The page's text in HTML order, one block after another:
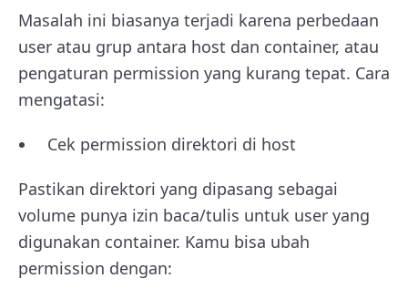
Masalah ini biasanya terjadi karena perbedaan
user atau grup antara host dan container, atau
pengaturan permission yang kurang tepat. Cara
mengatasi:
Cek permission direktori di host
Pastikan direktori yang dipasang sebagai
volume punya izin baca/tulis untuk user yang
digunakan container. Kamu bisa ubah
permission dengan: